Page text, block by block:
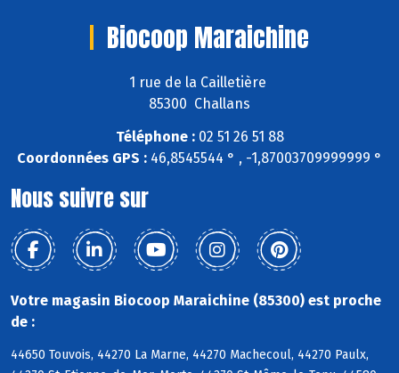
Biocoop Maraichine
1 rue de la Cailletière
85300 Challans
Téléphone :02 51 26 51 88
Coordonnées GPS : 46,8545544 ° , -1,87003709999999 °
Nous suivre sur
Votre magasin Biocoop Maraichine (85300) est proche
de :
44650 Touvois, 44270 La Marne, 44270 Machecoul, 44270 Paulx,